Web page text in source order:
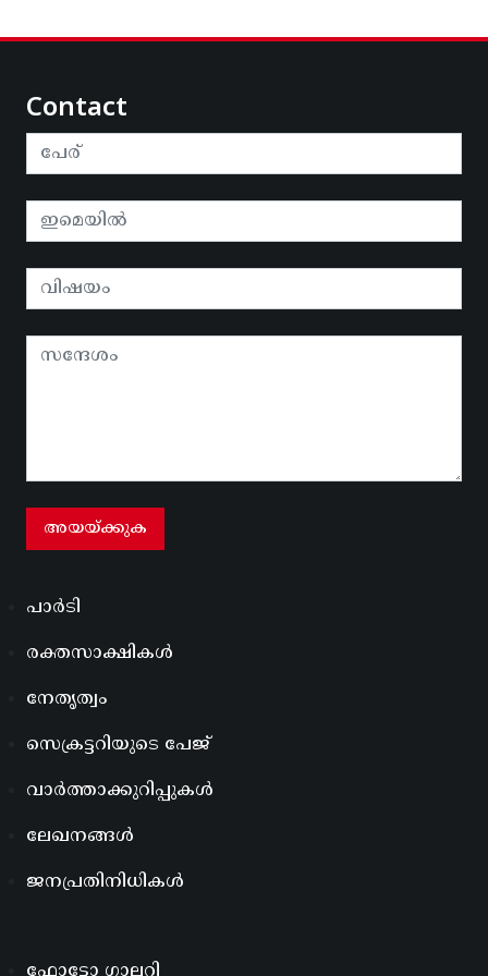
Contact
പാർടി
രക്തസാക്ഷികൾ
നേതൃത്വം
സെക്രട്ടറിയുടെ പേജ്
വാർത്താക്കുറിപ്പുകൾ
ലേഖനങ്ങൾ
ജനപ്രതിനിധികൾ
ഫോട്ടോ ഗാലറി